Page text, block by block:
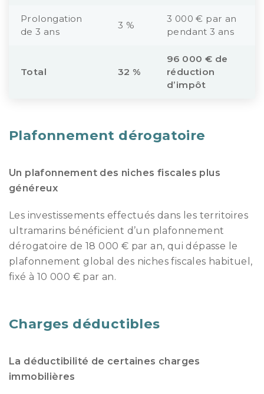
Prolongation
de 3 ans
3 %
3 000 € par an
pendant 3 ans
Total 32 %
96 000 € de
réduction
d’impôt
Plafonnement dérogatoire
Un plafonnement des niches fiscales plus
généreux
Les investissements effectués dans les territoires
ultramarins bénéficient d’un plafonnement
dérogatoire de 18 000 € par an, qui dépasse le
plafonnement global des niches fiscales habituel,
fixé à 10 000 € par an.
Charges déductibles
La déductibilité de certaines charges
immobilières